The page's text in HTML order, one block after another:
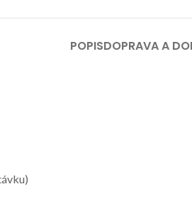
POPISDOPRAVA A